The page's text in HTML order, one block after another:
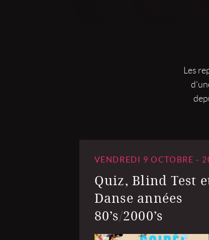
Les
VENDREDI 9 OCTOBRE -
Quiz, Blind Test
Danse années
80’s/2000’s